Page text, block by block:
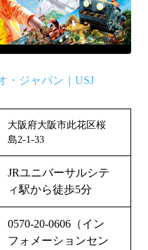
・ジャパン｜USJ
大阪府大阪市此花区桜
島2-1-33
JRユニバーサルシテ
ィ駅から徒歩5分
0570-20-0606（イン
フォメーションセン